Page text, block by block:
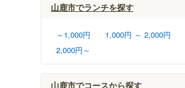
山鹿市でランチを探す
～1,000円
1,000円 ～ 2,000円
2,000円～
山鹿市でコースから探す